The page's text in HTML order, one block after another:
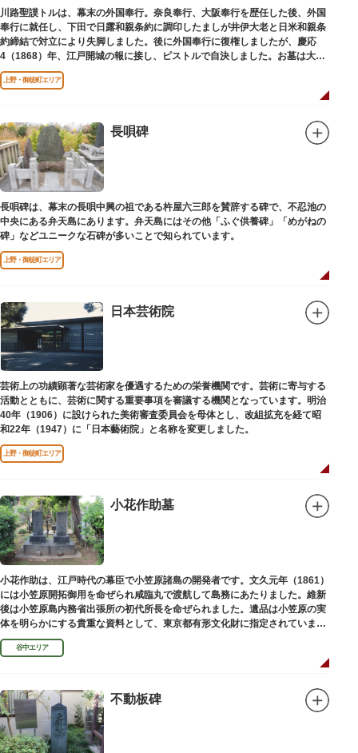
川路聖謨トルは、幕末の外国奉行。奈良奉行、大阪奉行を歴任した後、外国
奉行に就任し、下田で日露和親条約に調印したましが井伊大老と日米和親条
約締結で対立により失脚しました。後に外国奉行に復権しましたが、慶応
4（1868）年、江戸開城の報に接し、ピストルで自決しました。お墓は大正
寺（たいしょうじ）にあります。
上野・御徒町エリア
長唄碑
長唄碑は、幕末の長唄中興の祖である杵屋六三郎を賛辞する碑で、不忍池の
中央にある弁天島にあります。弁天島にはその他「ふぐ供養碑」「めがねの
碑」などユニークな石碑が多いことで知られています。
上野・御徒町エリア
日本芸術院
芸術上の功績顕著な芸術家を優遇するための栄誉機関です。芸術に寄与する
活動とともに、芸術に関する重要事項を審議する機関となっています。明治
40年（1906）に設けられた美術審査委員会を母体とし、改組拡充を経て昭
和22年（1947）に「日本藝術院」と名称を変更しました。
上野・御徒町エリア
小花作助墓
小花作助は、江戸時代の幕臣で小笠原諸島の開発者です。文久元年（1861）
には小笠原開拓御用を命ぜられ咸臨丸で渡航して島務にあたりました。維新
後は小笠原島内務省出張所の初代所長を命ぜられました。遺品は小笠原の実
体を明らかにする貴重な資料として、東京都有形文化財に指定されていま
す。お墓は谷中霊園にあります。
谷中エリア
不動板碑